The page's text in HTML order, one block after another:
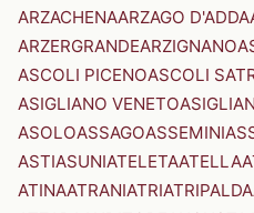
ARZACHENAARZAGO D'ADDA
ARZERGRANDEARZIGNANO
ASCOLI PICENOASCOLI
ASIGLIANO VENETO
ASOLOASSAGOASSEMINI
ASTIASUNIATELETAATELLA
ATINAATRANIATRIATRIPALDA